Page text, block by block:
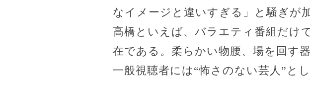
なイメージと違いすぎる」と騒ぎが
高橋といえば、バラエティ番組だけ
在である。柔らかい物腰、場を回す
一般視聴者には“怖さのない芸人”と